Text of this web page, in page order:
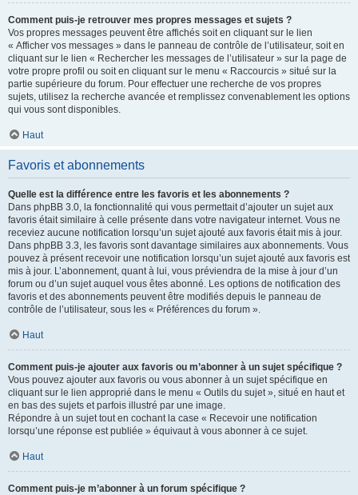
Comment puis-je retrouver mes propres messages et sujets ?
Vos propres messages peuvent être affichés soit en cliquant sur le lien
« Afficher vos messages » dans le panneau de contrôle de l’utilisateur, soit en
cliquant sur le lien « Rechercher les messages de l’utilisateur » sur la page de
votre propre profil ou soit en cliquant sur le menu « Raccourcis » situé sur la
partie supérieure du forum. Pour effectuer une recherche de vos propres
sujets, utilisez la recherche avancée et remplissez convenablement les options
qui vous sont disponibles.
Haut
Favoris et abonnements
Quelle est la différence entre les favoris et les abonnements ?
Dans phpBB 3.0, la fonctionnalité qui vous permettait d’ajouter un sujet aux
favoris était similaire à celle présente dans votre navigateur internet. Vous ne
receviez aucune notification lorsqu’un sujet ajouté aux favoris était mis à jour.
Dans phpBB 3.3, les favoris sont davantage similaires aux abonnements. Vous
pouvez à présent recevoir une notification lorsqu’un sujet ajouté aux favoris est
mis à jour. L’abonnement, quant à lui, vous préviendra de la mise à jour d’un
forum ou d’un sujet auquel vous êtes abonné. Les options de notification des
favoris et des abonnements peuvent être modifiés depuis le panneau de
contrôle de l’utilisateur, sous les « Préférences du forum ».
Haut
Comment puis-je ajouter aux favoris ou m’abonner à un sujet spécifique ?
Vous pouvez ajouter aux favoris ou vous abonner à un sujet spécifique en
cliquant sur le lien approprié dans le menu « Outils du sujet », situé en haut et
en bas des sujets et parfois illustré par une image.
Répondre à un sujet tout en cochant la case « Recevoir une notification
lorsqu’une réponse est publiée » équivaut à vous abonner à ce sujet.
Haut
Comment puis-je m’abonner à un forum spécifique ?